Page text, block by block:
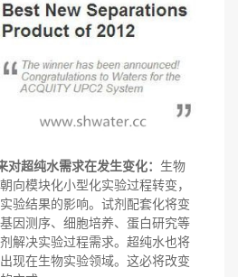
超纯水需求在发生变化： 生物
向模块化小型化实验过程转变，
验结果的影响。试剂配套化将变
因测序、细胞培养、蛋白研究等
解决实验过程需求。超纯水也将
现在生物实验领域。这必将改变